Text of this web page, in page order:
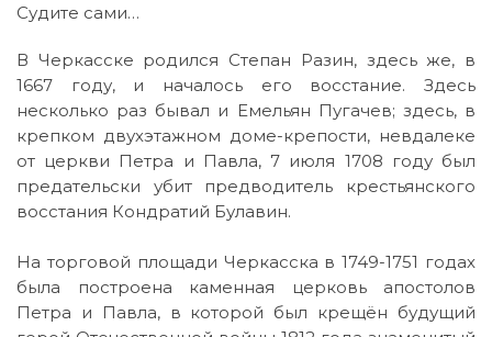
Судите сами…
В Черкасске родился Степан Разин, здесь же, в
1667 году, и началось его восстание. Здесь
несколько раз бывал и Емельян Пугачев; здесь, в
крепком двухэтажном доме-крепости, невдалеке
от церкви Петра и Павла, 7 июля 1708 году был
предательски убит предводитель крестьянского
восстания Кондратий Булавин.
На торговой площади Черкасска в 1749-1751 годах
была построена каменная церковь апостолов
Петра и Павла, в которой был крещён будущий